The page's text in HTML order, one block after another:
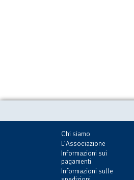
Chi siamo
L'Associazione
Informazioni sui
pagamenti
Informazioni sulle